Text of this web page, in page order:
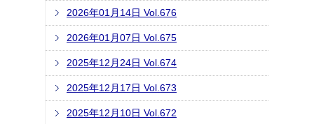
2026年01月14日 Vol.676
2026年01月07日 Vol.675
2025年12月24日 Vol.674
2025年12月17日 Vol.673
2025年12月10日 Vol.672